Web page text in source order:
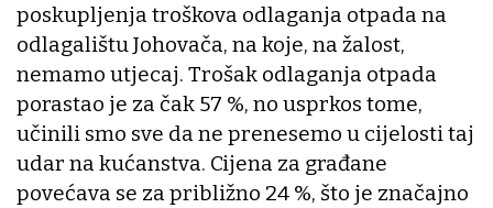
poskupljenja troškova odlaganja otpada na
odlagalištu Johovača, na koje, na žalost,
nemamo utjecaj. Trošak odlaganja otpada
porastao je za čak 57 %, no usprkos tome,
učinili smo sve da ne prenesemo u cijelosti taj
udar na kućanstva. Cijena za građane
povećava se za približno 24 %, što je značajno